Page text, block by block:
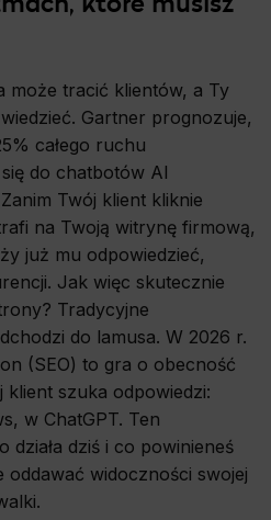
może tracić klientów, a Ty
Gartner prognozuje,
całego ruchu
do chatbotów AI
Twój klient kliknie
na Twoją witrynę firmową,
już mu odpowiedzieć,
Jak więc skutecznie
Tradycyjne
do lamusa. W 2026 r.
(SEO) to gra o obecność
klient szuka odpowiedzi:
w ChatGPT. Ten
działa dziś i co powinieneś
widoczności swojej